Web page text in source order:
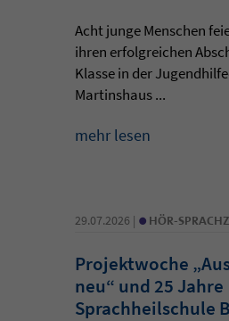
Acht junge Menschen
ihren erfolgreichen
Klasse in der
Martinshaus ...
mehr lesen
29.07.2026 | • HÖR-
Projektwoche
neu“ und 25 Jahre
Sprachheilschule